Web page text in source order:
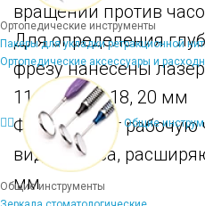
Ортопедические инструменты
Пакеры для укладки ретракционной
Ортопедические аксессуары и
Общие
Общие инструменты
вращении против
Для определения
фрезу нанесены
11,5, 13, 15, 18, 20 мм
Фреза имеет рабочую
виде конуса,
мм